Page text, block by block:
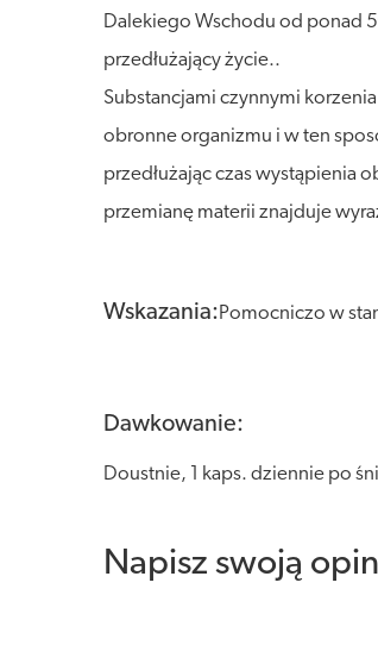
Dalekiego Wschodu od ponad
przedłużający życie..
Substancjami czynnymi
obronne organizmu i w ten
przedłużając czas wystąpienia
przemianę materii znajduje
Wskazania:Pomocniczo w
Dawkowanie:
Doustnie, 1 kaps. dziennie po
Napisz swoją